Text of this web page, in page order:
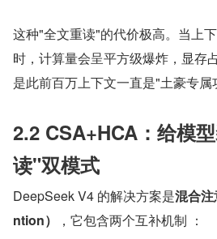
这种"全文重读"的代价极高。当上
时，计算量会呈平方级爆炸，显存
是此前百万上下文一直是"土豪专属
2.2 CSA+HCA：给模
读"双模式
DeepSeek V4 的解决方案是混合
ntion）
，它包含两个互补机制 ：